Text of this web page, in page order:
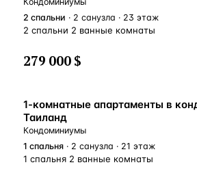
2 спальни · 2 санузла · 23 этаж
2 спальни 2 ванные комнаты
279 000 $
1-комнатные апартаменты в
Таиланд
Кондоминиумы
1 спальня · 2 санузла · 21 этаж
1 спальня 2 ванные комнаты